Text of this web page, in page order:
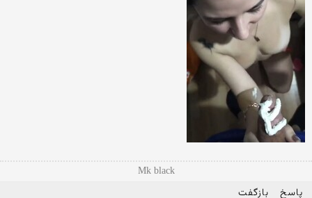
Mk black
پاسخ بازگفت